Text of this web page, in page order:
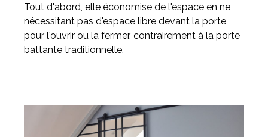
Tout d'abord, elle économise de l'espace en ne
nécessitant pas d'espace libre devant la porte
pour l'ouvrir ou la fermer, contrairement à la porte
battante traditionnelle.